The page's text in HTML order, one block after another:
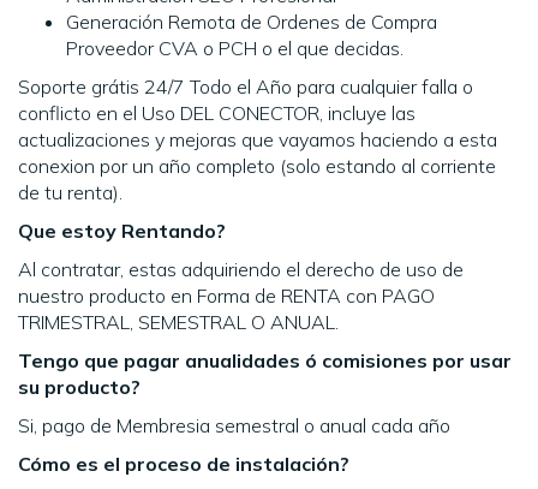
Generación Remota de Ordenes de Compra
Proveedor CVA o PCH o el que decidas.
Soporte grátis 24/7 Todo el Año para cualquier falla o
conflicto en el Uso DEL CONECTOR, incluye las
actualizaciones y mejoras que vayamos haciendo a esta
conexion por un año completo (solo estando al corriente
de tu renta).
Que estoy Rentando?
Al contratar, estas adquiriendo el derecho de uso de
nuestro producto en Forma de RENTA con PAGO
TRIMESTRAL, SEMESTRAL O ANUAL.
Tengo que pagar anualidades ó comisiones por usar
su producto?
Si, pago de Membresia semestral o anual cada año
Cómo es el proceso de instalación?